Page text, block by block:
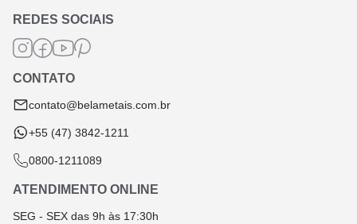
Política de Frete
Termos de Garantia
Termos e Condições
Troca e Devolução
Fale Conosco
REDES SOCIAIS
CONTATO
contato@belametais.com.br
+55 (47) 3842-1211
0800-1211089
ATENDIMENTO ONLINE
SEG - SEX das 9h às 17:30h